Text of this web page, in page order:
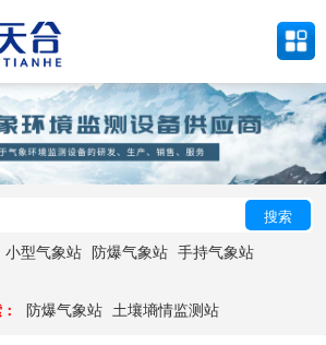
搜索
小型气象站 防爆气象站 手持气象站
防爆气象站 土壤墒情监测站